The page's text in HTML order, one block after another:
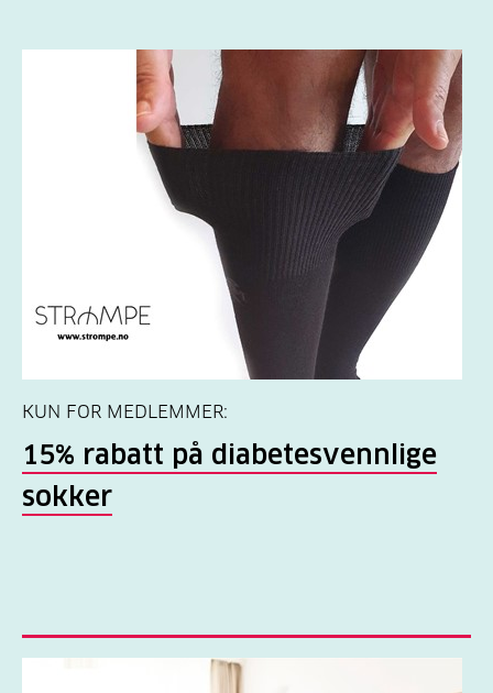
KUN FOR MEDLEMMER:
15% rabatt på diabetesvennlige
sokker